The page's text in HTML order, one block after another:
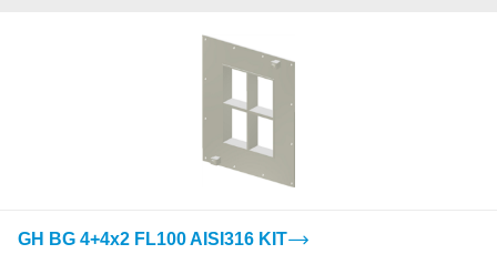
GH BG 4+4x2 FL100 AISI316 KIT